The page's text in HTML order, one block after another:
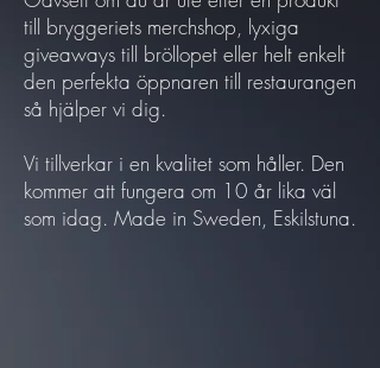
till bryggeriets merchshop, lyxiga
giveaways till bröllopet eller helt enkelt
den perfekta öppnaren till restaurangen
så hjälper vi dig.
Vi tillverkar i en kvalitet som håller. Den
kommer att fungera om 10 år lika väl
som idag. Made in Sweden, Eskilstuna.